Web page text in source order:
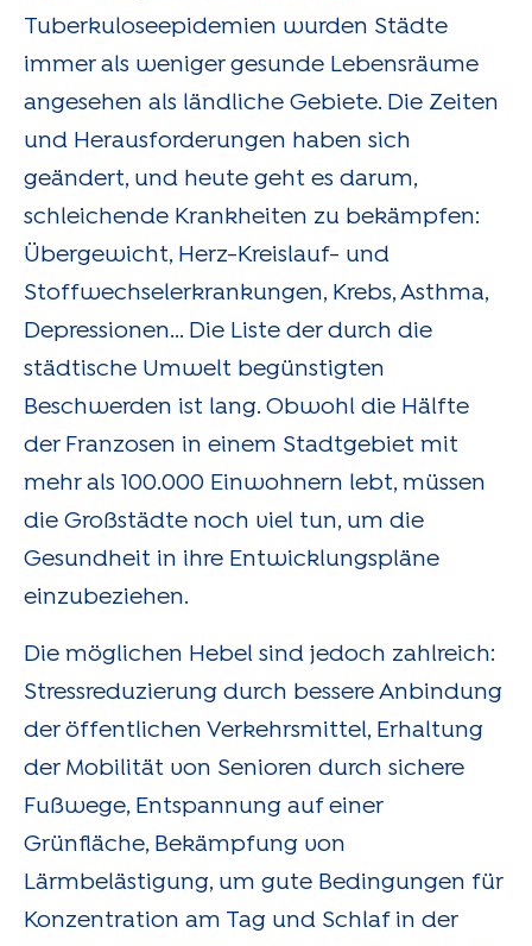
Tuberkuloseepidemien wurden Städte
immer als weniger gesunde Lebensräume
angesehen als ländliche Gebiete. Die Zeiten
und Herausforderungen haben sich
geändert, und heute geht es darum,
schleichende Krankheiten zu bekämpfen:
Übergewicht, Herz-Kreislauf- und
Stoffwechselerkrankungen, Krebs, Asthma,
Depressionen... Die Liste der durch die
städtische Umwelt begünstigten
Beschwerden ist lang. Obwohl die Hälfte
der Franzosen in einem Stadtgebiet mit
mehr als 100.000 Einwohnern lebt, müssen
die Großstädte noch viel tun, um die
Gesundheit in ihre Entwicklungspläne
einzubeziehen.
Die möglichen Hebel sind jedoch zahlreich:
Stressreduzierung durch bessere Anbindung
der öffentlichen Verkehrsmittel, Erhaltung
der Mobilität von Senioren durch sichere
Fußwege, Entspannung auf einer
Grünfläche, Bekämpfung von
Lärmbelästigung, um gute Bedingungen für
Konzentration am Tag und Schlaf in der